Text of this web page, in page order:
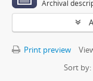
Archival
Print preview
Sort by: